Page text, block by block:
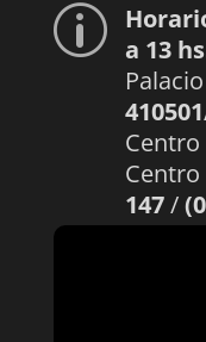
p a 13
Centro
147/